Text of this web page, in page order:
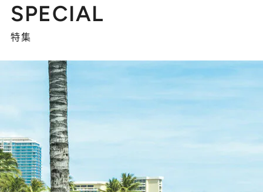
SPECIAL
特集